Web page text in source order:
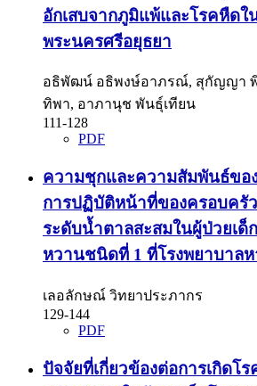
อักเสบจากภูมิแพ้และโรคหืดใ
พระนครศรีอยุธยา
อธิพัฒน์ อธิพงษ์อาภรณ์, สุกัญญา
ทิพา, อาภานุช พันธุ์เทียน
111-128
PDF
ความชุกและความสัมพันธ์ขอ
การปฏิบัติหน้าที่ของครอบครั
ระดับน้ำตาลสะสมในผู้ป่วยเด็
หวานชนิดที่ 1 ที่โรงพยาบาล
เลอลักษณ์ วิทยาประภากร
129-144
PDF
ปัจจัยที่เกี่ยวข้องต่อการเกิดโ